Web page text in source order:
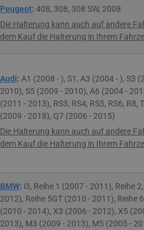
Peugeot: 408, 308, 308 SW, 2008
Die Halterung kann auch auf andere
dem Kauf die Halterung in Ihrem
Audi: A1 (2008 - ), S1, A3 (2004 - ), S3
2010), S5 (2009 - 2010), A6 (2004 -
(2011 - 2013), RS3, RS4, RS5, RS6, R8, T
(2009 - 2018), Q7 (2006 - 2015)
Die Halterung kann auch auf andere
dem Kauf die Halterung in Ihrem
BMW: i3, Reihe 1 (2007 - 2011), Reihe 2,
2012), Reihe 5GT (2010 - 2011), Reihe
(2010 - 2014), X3 (2006 - 2012), X5
2013), M3 (2009 - 2013), M5 (2005 -